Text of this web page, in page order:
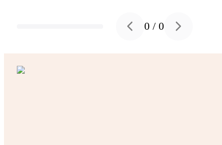
Previous slide
0 /0 Next slide